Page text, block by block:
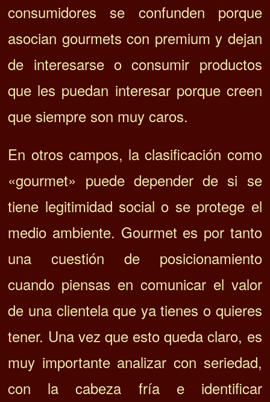
consumidores se confunden porque
asocian gourmets con premium y dejan
de interesarse o consumir productos
que les puedan interesar porque creen
que siempre son muy caros.
En otros campos, la clasificación como
«gourmet» puede depender de si se
tiene legitimidad social o se protege el
medio ambiente. Gourmet es por tanto
una cuestión de posicionamiento
cuando piensas en comunicar el valor
de una clientela que ya tienes o quieres
tener. Una vez que esto queda claro, es
muy importante analizar con seriedad,
con la cabeza fría e identificar